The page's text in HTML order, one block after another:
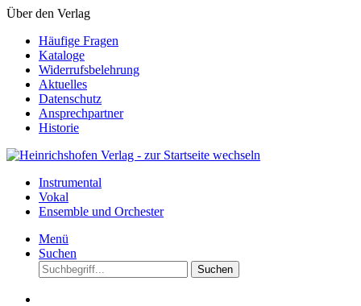
Über den Verlag
Häufige Fragen
Kataloge
Widerrufsbelehrung
Aktuelles
Datenschutz
Ansprechpartner
Historie
Instrumental
Vokal
Ensemble und Orchester
Menü
Suchen
Suchen